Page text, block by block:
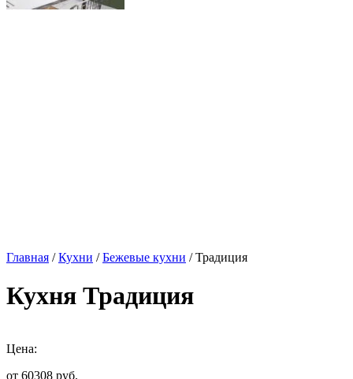
Главная /Кухни /Бежевые кухни / Традиция
Кухня Традиция
Цена:
от 60308 руб.